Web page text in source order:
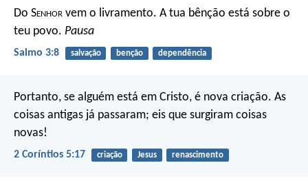
Do Senhor vem o livramento. A tua bênção está sobre o
teu povo. Pausa
Salmo 3:8 salvação benção dependência
Portanto, se alguém está em Cristo, é nova criação. As
coisas antigas já passaram; eis que surgiram coisas
novas!
2 Coríntios 5:17 criação Jesus renascimento